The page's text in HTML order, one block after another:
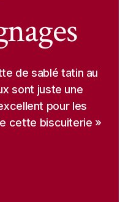
de sablé tatin au
sont juste une
pour les
cette biscuiterie »